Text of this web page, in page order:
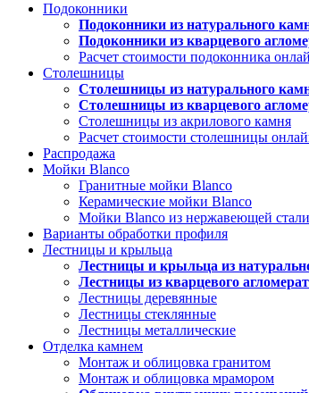
Подоконники
Подоконники из натурального
Подоконники из кварцевого
Расчет стоимости подоконника
Столешницы
Столешницы из натурального
Столешницы из кварцевого
Столешницы из акрилового камня
Расчет стоимости столешницы
Распродажа
Мойки Blanco
Гранитные мойки Blanco
Керамические мойки Blanco
Мойки Blanco из нержавеющей стали
Варианты обработки профиля
Лестницы и крыльца
Лестницы и крыльца из
Лестницы из кварцевого
Лестницы деревянные
Лестницы стеклянные
Лестницы металлические
Отделка камнем
Монтаж и облицовка гранитом
Монтаж и облицовка мрамором